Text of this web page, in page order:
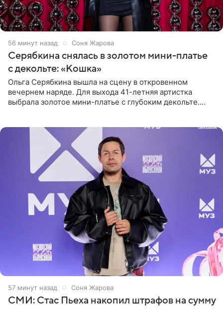
56 минут назад Соня Жарова
Серябкина снялась в золотом мини-платье
с декольте: «Кошка»
Ольга Серябкина вышла на сцену в откровенном
вечернем наряде. Для выхода 41-летняя артистка
выбрала золотое мини-платье с глубоким декольте.
57 минут назад Соня Жарова
СМИ: Стас Пьеха накопил штрафов на сумму